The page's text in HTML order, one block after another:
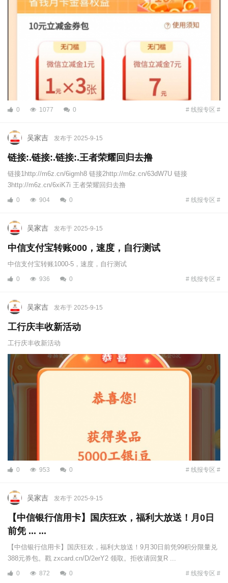
0 1077 0 # 线报专区 #
吴家吉 发布于 2025-9-15
链接:.链接:.链接:.王者荣耀回归去撸
链接1http://m6z.cn/6igmh8 链接2http://m6z.cn/63dW7U 链接
3http://m6z.cn/6xiK7i 王者荣耀回归去撸
0 904 0 # 线报专区 #
吴家吉 发布于 2025-9-15
中信支付宝转账000，速度，自行测试
中信支付宝转账1000-5，速度，自行测试
0 936 0 # 线报专区 #
吴家吉 发布于 2025-9-15
工行庆丰收新活动
工行庆丰收新活动
0 953 0 # 线报专区 #
吴家吉 发布于 2025-9-15
【中信银行信用卡】国庆狂欢，福利大放送！月0日
前凭 ... ...
【中信银行信用卡】国庆狂欢，福利大放送！9月30日前凭99积分限量兑
388元券包。戳 zxcard.cn/D/2erY2 领取。拒收请回复R ...
0 872 0 # 线报专区 #